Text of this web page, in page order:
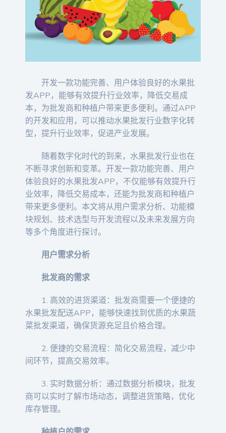
开发一款功能完善、用户体验良好的水果批
发APP，能够有效提升行业效率，降低交易成
本，为批发商和种植户带来更多便利。通过APP
的开发和应用，可以推动水果批发行业数字化转
型，提升行业效率，促进产业发展。
随着数字化时代的到来，水果批发行业也在
不断寻求创新和变革。开发一款功能完善、用户
体验良好的水果批发APP，不仅能够有效提升行
业效率，降低交易成本，还能为批发商和种植户
带来更多便利。本文将从用户需求分析、功能模
块规划、技术选型与开发流程以及未来发展方向
等多个角度进行探讨。
用户需求分析
批发商的需求
1. 高效的进货渠道：批发商需要一个便捷的
水果批发配送APP，能够快速找到优质的水果蔬
菜批发渠道，确保货源充足且价格合理。
2. 便捷的交易流程：简化交易流程，减少中
间环节，提高交易效率。
3. 实时数据分析：通过数据分析模块，批发
商可以实时了解市场动态，调整进货策略，优化
库存管理。